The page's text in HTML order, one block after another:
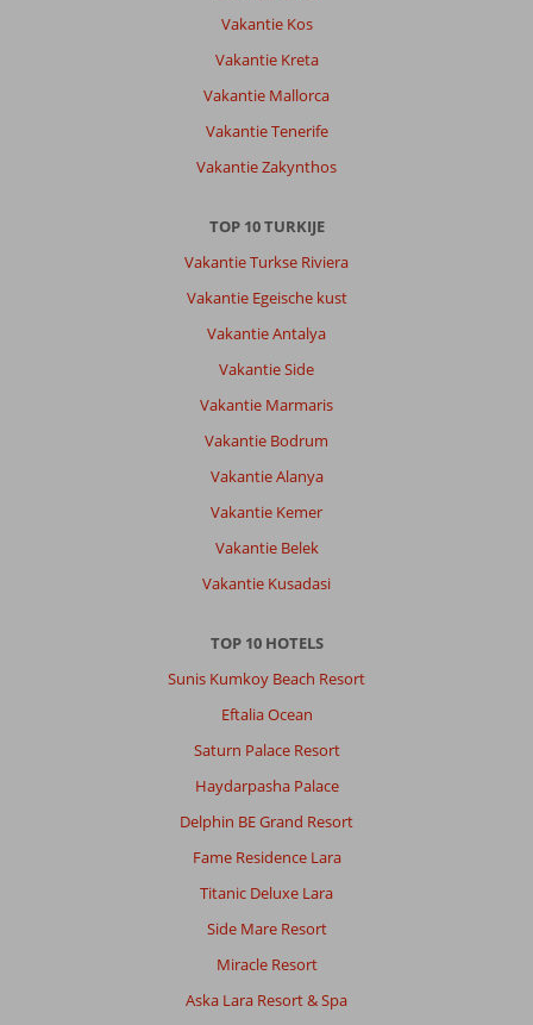
Vakantie Kos
Vakantie Kreta
Vakantie Mallorca
Vakantie Tenerife
Vakantie Zakynthos
TOP 10 TURKIJE
Vakantie Turkse Riviera
Vakantie Egeische kust
Vakantie Antalya
Vakantie Side
Vakantie Marmaris
Vakantie Bodrum
Vakantie Alanya
Vakantie Kemer
Vakantie Belek
Vakantie Kusadasi
TOP 10 HOTELS
Sunis Kumkoy Beach Resort
Eftalia Ocean
Saturn Palace Resort
Haydarpasha Palace
Delphin BE Grand Resort
Fame Residence Lara
Titanic Deluxe Lara
Side Mare Resort
Miracle Resort
Aska Lara Resort & Spa